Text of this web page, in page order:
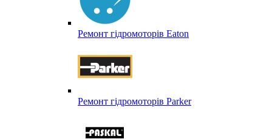
Ремонт гідромоторів Eaton
Ремонт гідромоторів Parker